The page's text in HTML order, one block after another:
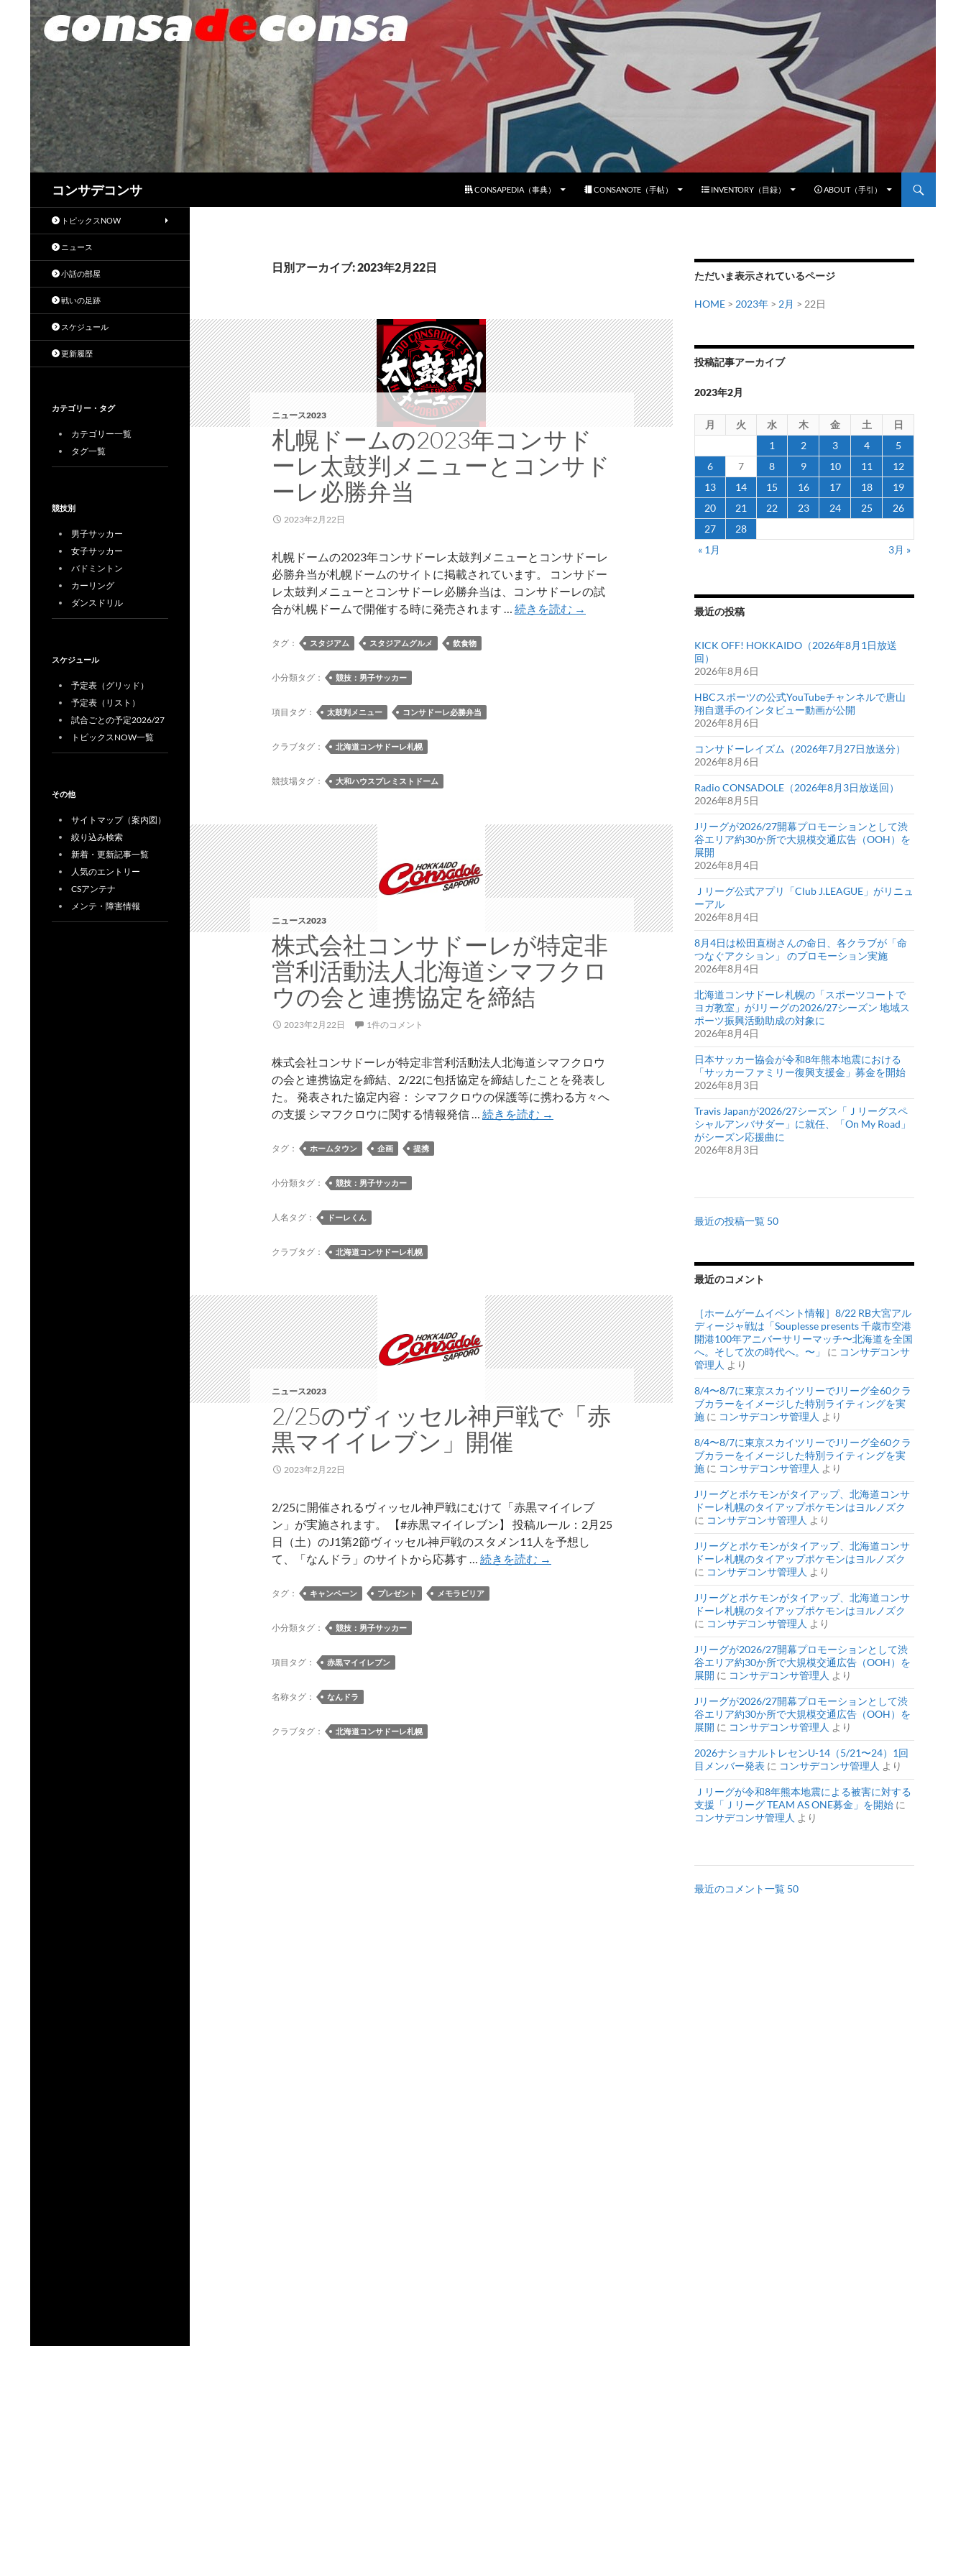
コンサデコンサ
CONSAPEDIA（事典）
CONSANOTE（手帖） INVENTORY（目録） ABOUT（手引）
日別アーカイブ: 2023年2月22日
ニュース2023
札幌ドームの2023年コンサド
ーレ太鼓判メニューとコンサド
ーレ必勝弁当
2023年2月22日
札幌ドームの2023年コンサドーレ太鼓判メニューとコンサドーレ
必勝弁当が札幌ドームのサイトに掲載されています。 コンサドー
レ太鼓判メニューとコンサドーレ必勝弁当は、コンサドーレの試
合が札幌ドームで開催する時に発売されます … 続きを読む 札
レ
太
鼓
判
メ
ュ
ー
と
ー
レ
必
→
タグ： スタジアム スタジアムグルメ 飲食物
小分類タグ： 競技：男子サッカー
項目タグ： 太鼓判メニュー コンサドーレ必勝弁当
クラブタグ： 北海道コンサドーレ札幌
競技場タグ： 大和ハウスプレミストドーム
ニュース2023
株式会社コンサドーレが特定非
営利活動法人北海道シマフクロ
ウの会と連携協定を締結
2023年2月22日 1件のコメント
株式会社コンサドーレが特定非営利活動法人北海道シマフクロウ
の会と連携協定を締結、2/22に包括協定を締結したことを発表し
た。 発表された協定内容： シマフクロウの保護等に携わる方々へ
の支援 シマフクロウに関する情報発信 … 続きを読む 株
特
定
非
営
利
動
法
シ
マ
フ
ク
→
タグ： ホームタウン 企画 提携
小分類タグ： 競技：男子サッカー
人名タグ： ドーレくん
クラブタグ： 北海道コンサドーレ札幌
ニュース2023
2/25のヴィッセル神戸戦で「赤
黒マイイレブン」開催
2023年2月22日
2/25に開催されるヴィッセル神戸戦にむけて「赤黒マイイレブ
ン」が実施されます。 【#赤黒マイイレブン】 投稿ルール：2月25
日（土）のJ1第2節ヴィッセル神戸戦のスタメン11人を予想し
て、「なんドラ」のサイトから応募す … 続きを読む 2/25
→
タグ： キャンペーン プレゼント メモラビリア
小分類タグ： 競技：男子サッカー
項目タグ： 赤黒マイイレブン
名称タグ： なんドラ
クラブタグ： 北海道コンサドーレ札幌
ただいま表示されているページ
HOME > 2023年 > 2月 > 22日
投稿記事アーカイブ
2023年2月
月 火 水 木 金 土
日
1
2 3 4
5
6
7 8 9 10 11
12
13
14 15 16 17 18
19
20
21 22 23 24 25
26
27
28
« 1月
3月 »
最近の投稿
KICK OFF! HOKKAIDO（2026年8月1日放送
回）
2026年8月6日
HBCスポーツの公式YouTubeチャンネルで唐山
翔自選手のインタビュー動画が公開
2026年8月6日
コンサドーレイズム（2026年7月27日放送分）
2026年8月6日
Radio CONSADOLE（2026年8月3日放送回）
2026年8月5日
Jリーグが2026/27開幕プロモーションとして渋
谷エリア約30か所で大規模交通広告（OOH）を
展開
2026年8月4日
Ｊリーグ公式アプリ「Club J.LEAGUE」がリニュ
ーアル
2026年8月4日
8月4日は松田直樹さんの命日、各クラブが「命
つなぐアクション」 のプロモーション実施
2026年8月4日
北海道コンサドーレ札幌の「スポーツコートで
ヨガ教室」がJリーグの2026/27シーズン 地域ス
ポーツ振興活動助成の対象に
2026年8月4日
日本サッカー協会が令和8年熊本地震における
「サッカーファミリー復興支援金」募金を開始
2026年8月3日
Travis Japanが2026/27シーズン「Ｊリーグスペ
シャルアンバサダー」に就任、「On My Road」
がシーズン応援曲に
2026年8月3日
最近の投稿一覧 50
最近のコメント
［ホームゲームイベント情報］8/22 RB大宮アル
ディージャ戦は「Souplesse presents 千歳市空港
開港100年アニバーサリーマッチ〜北海道を全国
へ。そして次の時代へ。〜」
に コンサデコンサ
管理人 より
8/4〜8/7に東京スカイツリーでJリーグ全60クラ
ブカラーをイメージした特別ライティングを実
施 に コンサデコンサ管理人 より
8/4〜8/7に東京スカイツリーでJリーグ全60クラ
ブカラーをイメージした特別ライティングを実
施 に コンサデコンサ管理人 より
Jリーグとポケモンがタイアップ、北海道コンサ
ドーレ札幌のタイアップポケモンはヨルノズク
に コンサデコンサ管理人 より
Jリーグとポケモンがタイアップ、北海道コンサ
ドーレ札幌のタイアップポケモンはヨルノズク
に コンサデコンサ管理人 より
Jリーグとポケモンがタイアップ、北海道コンサ
ドーレ札幌のタイアップポケモンはヨルノズク
に コンサデコンサ管理人 より
Jリーグが2026/27開幕プロモーションとして渋
谷エリア約30か所で大規模交通広告（OOH）を
展開 に コンサデコンサ管理人 より
Jリーグが2026/27開幕プロモーションとして渋
谷エリア約30か所で大規模交通広告（OOH）を
展開 に コンサデコンサ管理人 より
2026ナショナルトレセンU-14（5/21〜24）1回
目メンバー発表 に コンサデコンサ管理人 より
Ｊリーグが令和8年熊本地震による被害に対する
支援「Ｊリーグ TEAM AS ONE募金」を開始 に
コンサデコンサ管理人 より
最近のコメント一覧 50
トピックスNOW
ニュース
小話の部屋
戦いの足跡
スケジュール
更新履歴
カテゴリー・タグ
カテゴリー一覧
タグ一覧
競技別
男子サッカー
女子サッカー
バドミントン
カーリング
ダンスドリル
スケジュール
予定表（グリッド）
予定表（リスト）
試合ごとの予定2026/27
トピックスNOW一覧
その他
サイトマップ（案内図）
絞り込み検索
新着・更新記事一覧
人気のエントリー
CSアンテナ
メンテ・障害情報